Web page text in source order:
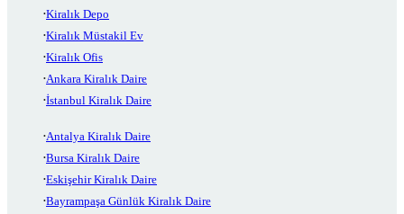
Kiralık Depo
Kiralık Müstakil Ev
Kiralık Ofis
Ankara Kiralık Daire
İstanbul Kiralık Daire
Antalya Kiralık Daire
Bursa Kiralık Daire
Eskişehir Kiralık Daire
Bayrampaşa Günlük Kiralık Daire